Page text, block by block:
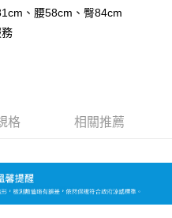
費
費
、腰58cm、臀84cm
格 相關推薦